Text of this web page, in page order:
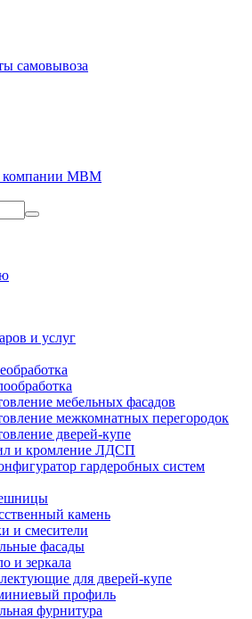
самовывоза
и услуг
мебельных фасадов
межкомнатных перегородок
дверей-купе
и кромление ЛДСП
гардеробных систем
камень
и смесители
фасады
и зеркала
для дверей-купе
профиль
фурнитура